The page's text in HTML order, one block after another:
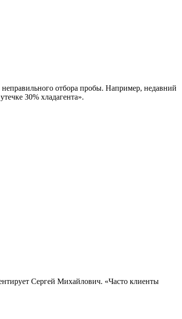
отбора пробы. Например, недавний
30% хладагента».
Сергей Михайлович. «Часто клиенты